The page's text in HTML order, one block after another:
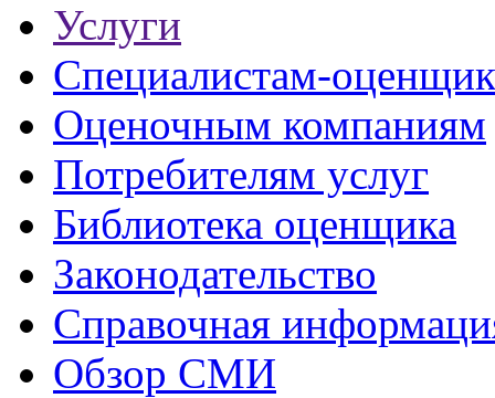
Услуги
Специалистам-
Оценочным компаниям
Потребителям услуг
Библиотека оценщика
Законодательство
Справочная
Обзор СМИ